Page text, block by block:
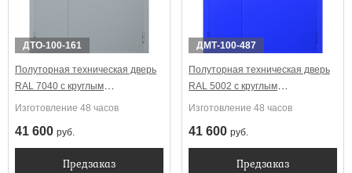
ДТО-100-161
Полуторная техническая дверь
RAL 7040 с круглым
стеклопакетом (ручка-скоба)
Изготовление 48 часов
41 600 руб.
Предзаказ
ДМТ-100-487
Полуторная техническая дверь
RAL 5002 с круглым
стеклопакетом (ручка-скоба)
Изготовление 48 часов
41 600 руб.
Предзаказ